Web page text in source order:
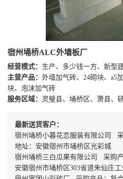
宿州埇桥ALC外墙板厂
经营模式： 生产、多少钱一方、新型
主营产品： 外墙加气砖、24砌块、a5
块、泡沫加气砖
服务区域： 灵璧县、埇桥区、萧县、
最新送货客户：
宿州埇桥小暮花恋服装有限公司
地址：安徽宿州市埇桥区光彩城
宿州埇桥三白瓜果有限公司 采购
安徽宿州市埇桥区303省道朱仙庄工